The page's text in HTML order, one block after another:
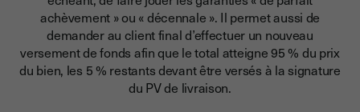
achèvement » ou « décennale ». Il permet aussi de
demander au client final d’effectuer un nouveau
versement de fonds afin que le total atteigne 95 % du prix
du bien, les 5 % restants devant être versés à la signature
du PV de livraison.